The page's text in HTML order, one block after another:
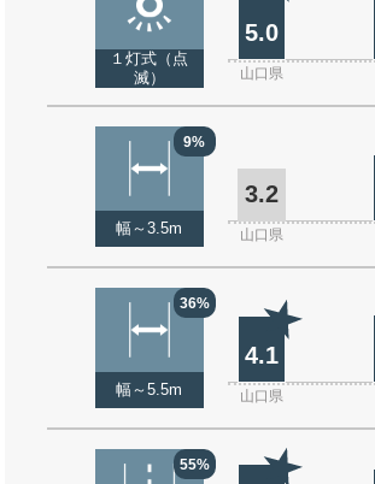
１灯式（点
滅）
5.0
山口県
9%
幅～3.5m
3.2
山口県
36%
幅～5.5m
4.1
山口県
55%